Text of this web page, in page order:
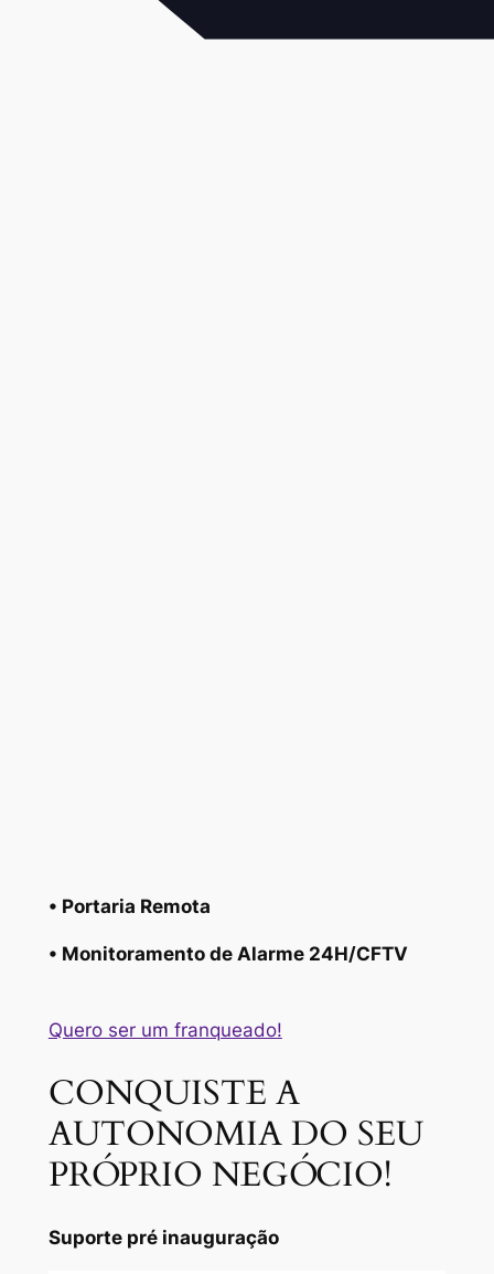
• Portaria Remota
• Monitoramento de Alarme 24H/CFTV
Quero ser um franqueado!
CONQUISTE A
AUTONOMIA DO SEU
PRÓPRIO NEGÓCIO!
Suporte pré inauguração